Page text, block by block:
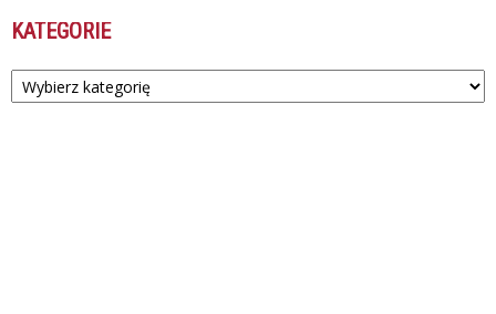
KATEGORIE
Kategorie